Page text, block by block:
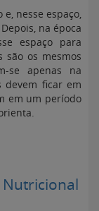
nesse espaço,
na época
espaço para
são os mesmos
se apenas na
devem ficar em
em um período
Nutricional